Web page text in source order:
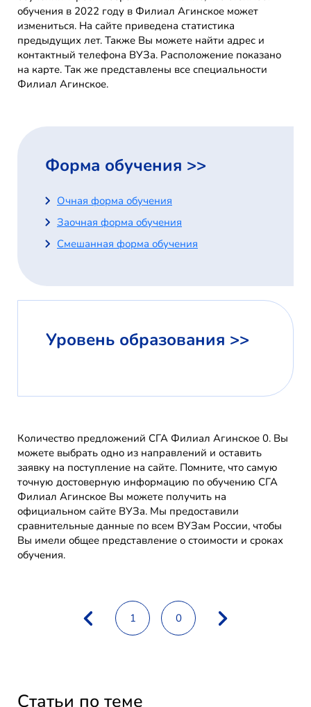
обучения в 2022 году в Филиал Агинское может
измениться. На сайте приведена статистика
предыдущих лет. Также Вы можете найти адрес и
контактный телефона ВУЗа. Расположение показано
на карте. Так же представлены все специальности
Филиал Агинское.
Форма обучения >>
Очная форма обучения
Заочная форма обучения
Смешанная форма обучения
Уровень образования >>
Количество предложений СГА Филиал Агинское 0. Вы
можете выбрать одно из направлений и оставить
заявку на поступление на сайте. Помните, что самую
точную достоверную информацию по обучению СГА
Филиал Агинское Вы можете получить на
официальном сайте ВУЗа. Мы предоставили
сравнительные данные по всем ВУЗам России, чтобы
Вы имели общее представление о стоимости и сроках
обучения.
1 0
Статьи по теме